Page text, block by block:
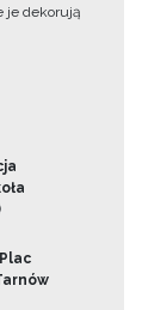
je dekorują